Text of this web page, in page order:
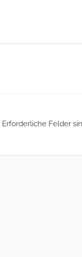
Erforderliche Felder